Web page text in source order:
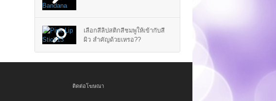
เลือกสีลิปสติกสีชมพูให้เข้ากับสี
ผิว สำคัญด้วยเหรอ??
ติดต่อโฆษณา